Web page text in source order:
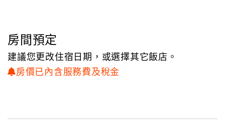
地
圖
顧
房間預定
建議您更改住宿日期，或選擇其它飯店。
房價已內含服務費及稅金